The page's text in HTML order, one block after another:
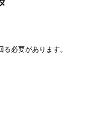
必要があります。